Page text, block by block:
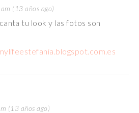
(13 años ago)
tu look y las fotos son
(13 años ago)